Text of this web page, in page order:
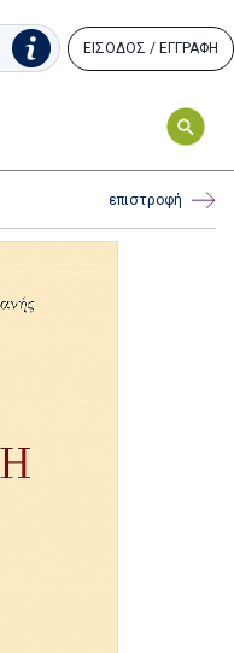
ΕΙΣΟΔΟΣ / ΕΓΓΡΑΦΗ
επιστροφή